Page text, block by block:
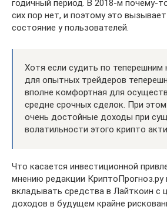
годичный период. В 2018-м почему-
сих пор нет, и поэтому это
состояние у пользователей.
Хотя если судить по теперешним
для опытных трейдеров
вполне комфортная для
средне срочных сделок. При
очень достойные доходы при
волатильности этого крипто
Что касается инвестиционной
мнению редакции КриптоПрогноз.ру
вкладывать средства в Лайткоин с
доходов в будущем крайне